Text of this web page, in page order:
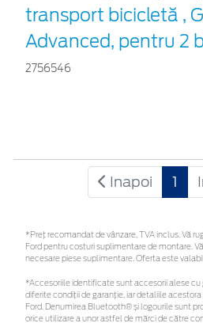
transport bicicletă ,
Advanced, pentru 2
2756546
Inapoi 1
*Preţ recomandat de vânzare, TVA inclus. Vă
Ford pentru costuri suplimentare de montare.
necesare piese suplimentare. Oferta este
*Accesoriile identificate sunt accesorii alese cu
diferite condiții de garanție, iar detaliile
Ford. Denumirea Bluetooth® și logourile sunt
orice utilizare a unor astfel de mărci de către